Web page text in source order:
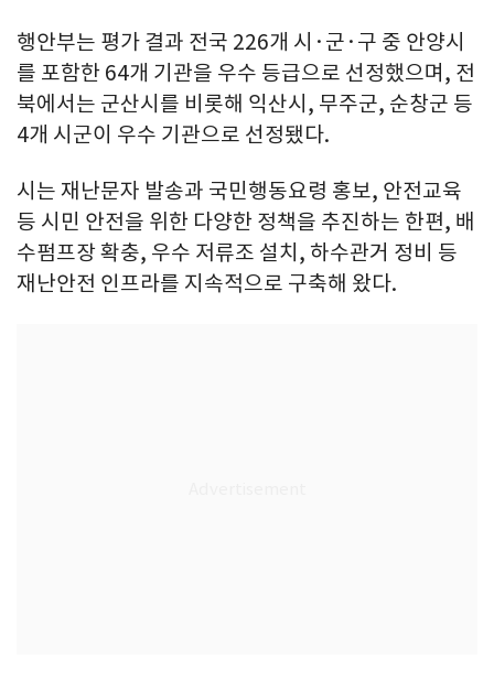
행안부는 평가 결과 전국 226개 시·군·구 중 안양시
를 포함한 64개 기관을 우수 등급으로 선정했으며, 전
북에서는 군산시를 비롯해 익산시, 무주군, 순창군 등
4개 시군이 우수 기관으로 선정됐다.
시는 재난문자 발송과 국민행동요령 홍보, 안전교육
등 시민 안전을 위한 다양한 정책을 추진하는 한편, 배
수펌프장 확충, 우수 저류조 설치, 하수관거 정비 등
재난안전 인프라를 지속적으로 구축해 왔다.